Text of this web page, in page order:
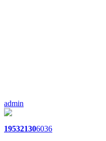
admin
195321306036